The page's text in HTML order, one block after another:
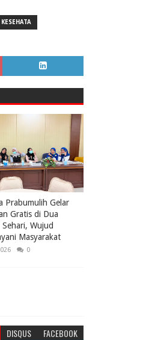
KESEHATA
Prabumulih Gelar
Gratis di Dua
Sehari, Wujud
Masyarakat
0
DISQUS FACEBOOK